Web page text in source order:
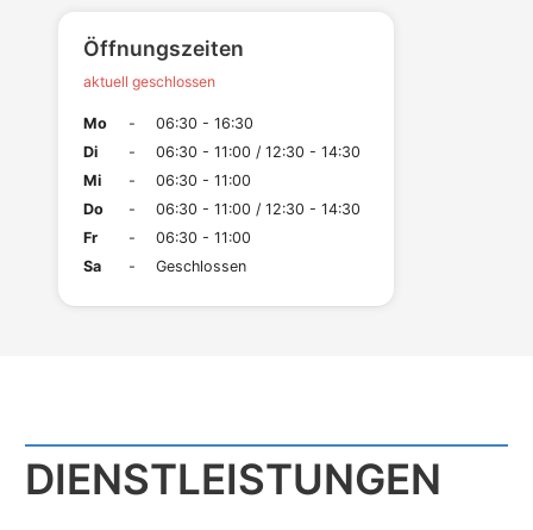
Öffnungszeiten
aktuell geschlossen
Mo -
06:30 - 16:30
Di
-
06:30 - 11:00 / 12:30 - 14:30
Mi
-
06:30 - 11:00
Do
-
06:30 - 11:00 / 12:30 - 14:30
Fr
-
06:30 - 11:00
Sa
- Geschlossen
DIENST­LEISTUNGEN